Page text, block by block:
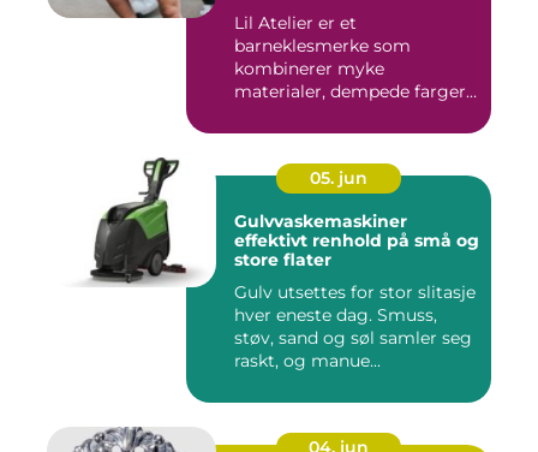
Lil Atelier er et
barneklesmerke som
kombinerer myke
materialer, dempede farger
05. jun
Gulvvaskemaskiner
effektivt renhold på små og
store flater
Gulv utsettes for stor slitasje
hver eneste dag. Smuss,
støv, sand og søl samler seg
raskt, og manue...
04. jun